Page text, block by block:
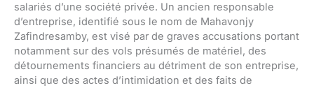
salariés d’une société privée. Un ancien responsable
d’entreprise, identifié sous le nom de Mahavonjy
Zafindresamby, est visé par de graves accusations portant
notamment sur des vols présumés de matériel, des
détournements financiers au détriment de son entreprise,
ainsi que des actes d’intimidation et des faits de